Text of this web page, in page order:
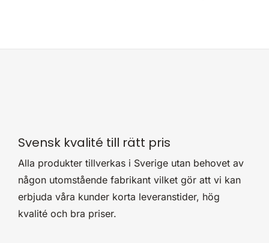
Svensk kvalité till rätt pris
Alla produkter tillverkas i Sverige utan behovet av
någon utomstående fabrikant vilket gör att vi kan
erbjuda våra kunder korta leveranstider, hög
kvalité och bra priser.